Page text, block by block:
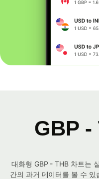
GBP -
대화형 GBP - THB 차트는
간의 과거 데이터를 볼 수